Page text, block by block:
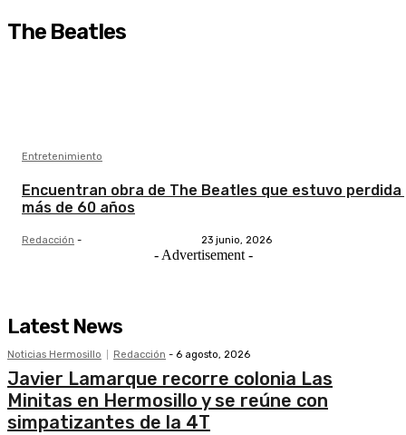
The Beatles
Entretenimiento
Encuentran obra de The Beatles que estuvo perdida
más de 60 años
Redacción - 23 junio, 2026
- Advertisement -
Latest News
Noticias Hermosillo Redacción - 6 agosto, 2026
Javier Lamarque recorre colonia Las
Minitas en Hermosillo y se reúne con
simpatizantes de la 4T